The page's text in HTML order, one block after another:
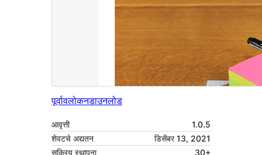
पूर्वावलोकनडाउनलोड
आवृत्ती
1.0.5
शेवटचे अद्यतन
डिसेंबर 13, 2021
सक्रिय स्थापना
30+